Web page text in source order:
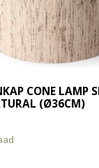
CONE LAMP
(Ø36CM)